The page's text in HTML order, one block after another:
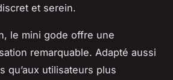
et serein.
le mini gode offre une
remarquable. Adapté aussi
qu’aux utilisateurs plus